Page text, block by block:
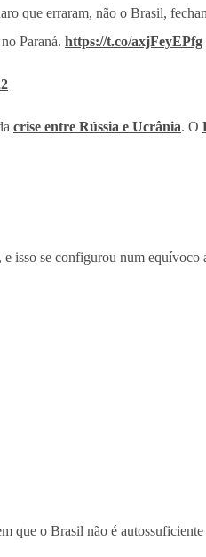
que erraram, não o Brasil,
Paraná. https://t.co/axjFeyEPfg
crise entre Rússia e Ucrânia. O
se configurou num
o Brasil não é